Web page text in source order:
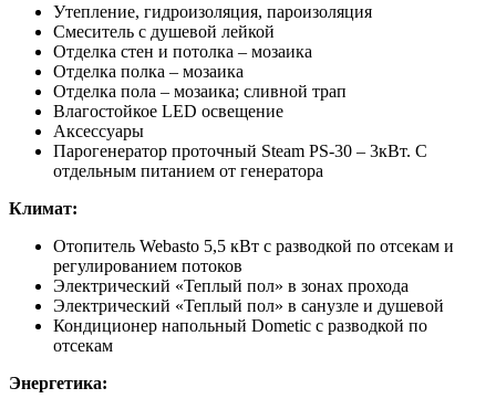
Утепление, гидроизоляция, пароизоляция
Смеситель с душевой лейкой
Отделка стен и потолка – мозаика
Отделка полка – мозаика
Отделка пола – мозаика; сливной трап
Влагостойкое LED освещение
Аксессуары
Парогенератор проточный Steam PS-30 – 3кВт. С
отдельным питанием от генератора
Климат:
Отопитель Webasto 5,5 кВт c разводкой по отсекам и
регулированием потоков
Электрический «Теплый пол» в зонах прохода
Электрический «Теплый пол» в санузле и душевой
Кондиционер напольный Dometic с разводкой по
отсекам
Энергетика: